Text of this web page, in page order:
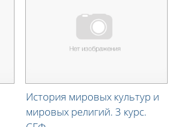
История мировых культур и
мировых религий. 3 курс.